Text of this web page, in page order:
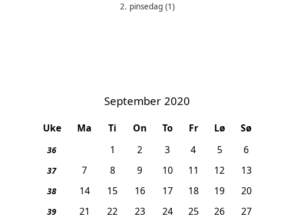
Helligdager denne måneden:
2. pinsedag (1)
September 2020
Uke Ma Ti On To Fr Lø Sø
36 1 2 3 4 5 6
37 7 8 9 10 11 12 13
38 14 15 16 17 18 19 20
39 21 22 23 24 25 26 27